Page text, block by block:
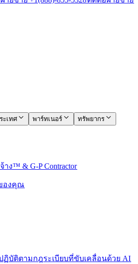
ะเทศ​​ พาร์ทเนอร์​​
ทรัพยากร​​
ง™ & G-P Contractor​​
องคุณ​​
ฏิบัติตามกฎระเบียบที่ขับเคลื่อนด้วย AI​​